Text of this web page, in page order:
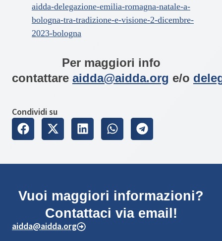
aidda-delegazione-emilia-romagna-natale-a-
bologna-tra-tradizione-e-visione-2-dicembre-
2023-bologna
Per maggiori info
contattare aidda@aidda.org e/o
Condividi su
Vuoi maggiori informazioni?
Contattaci via email!
aidda@aidda.org